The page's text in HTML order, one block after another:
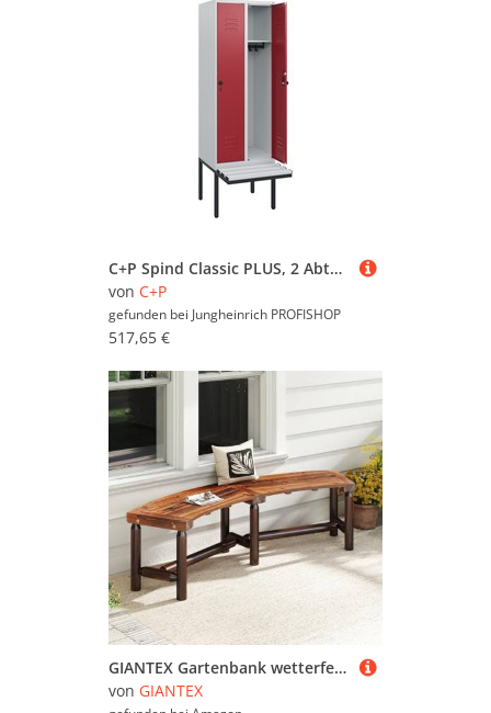
C+P Spind Classic PLUS, 2 Abteile, HxBxT 1.950 x 600 x 815 mm, für Vorhängeschloss, auskragende Bank aus Kunststoff, lichtgrau, rubinrot
von C+P
gefunden bei Jungheinrich PROFISHOP
517,65 €
GIANTEX Gartenbank wetterfest, Sitzbank Outdoor für 3 Personen, Balkonbank aus Massivholz karbonisiert, Garten Terrassenbank bis 360 kg belastbar, Gebogene Holzbank Parkbank Verandabank, 170x58x45 cm
von GIANTEX